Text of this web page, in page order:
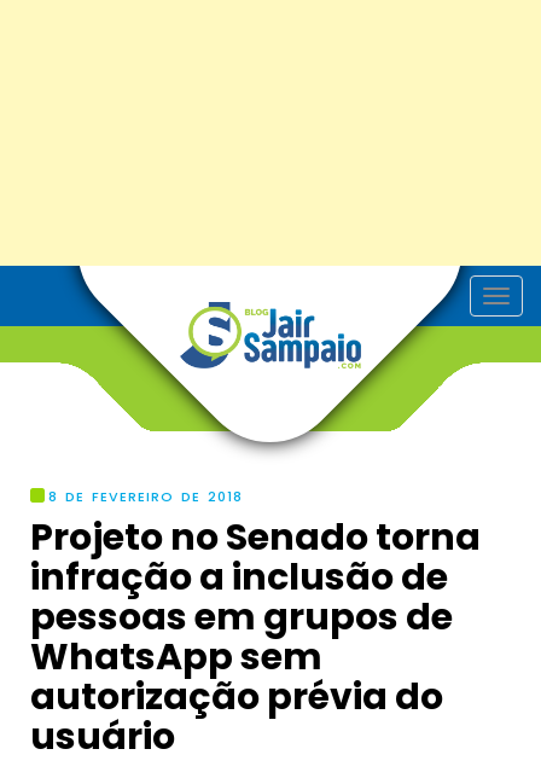
T
o
8 DE FEVEREIRO DE 2018
Projeto no Senado torna
infração a inclusão de
pessoas em grupos de
WhatsApp sem
autorização prévia do
usuário